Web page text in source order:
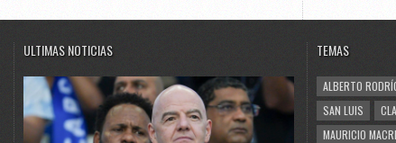
ULTIMAS NOTICIAS TEMAS
ALBERTO
SAN LUIS
MAURICIO MACRI